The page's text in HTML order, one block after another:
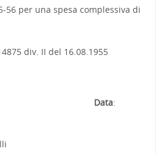
56 per una spesa complessiva di
div. II del 16.08.1955
6 Data:
Novelli